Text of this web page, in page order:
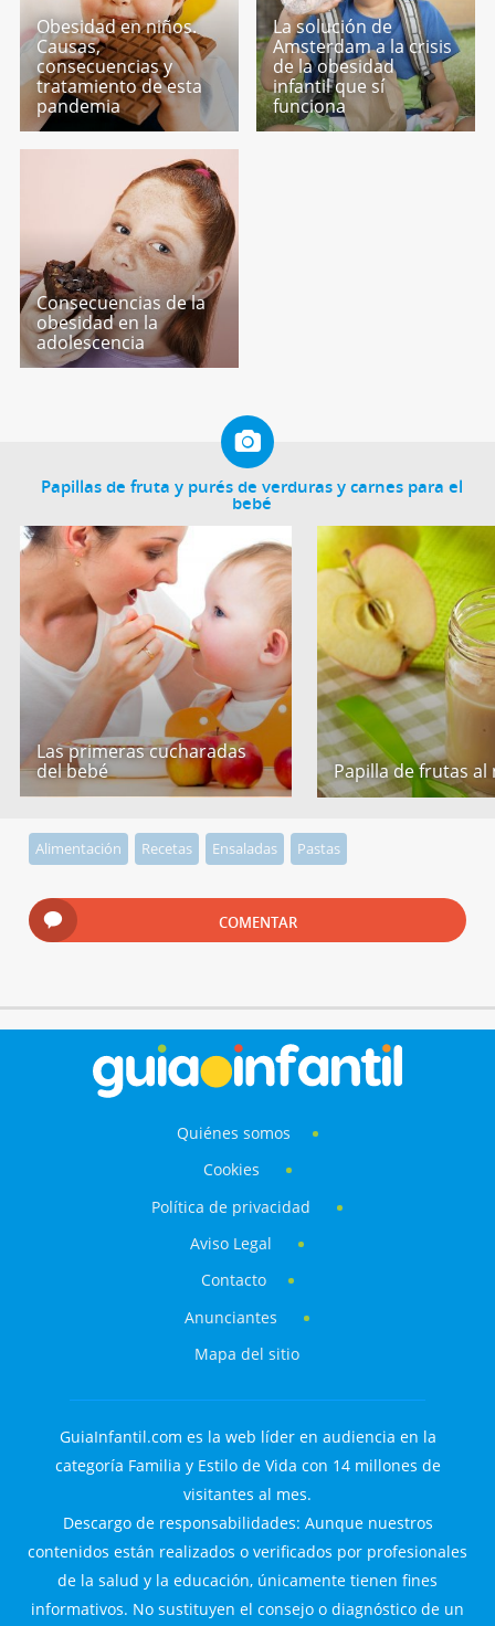
Obesidad en niños.
Causas,
consecuencias y
tratamiento de esta
pandemia
La solución de
Amsterdam a la crisis
de la obesidad
infantil que sí
funciona
Consecuencias de la
obesidad en la
adolescencia
Papillas de fruta y purés de verduras y carnes para el
bebé
Las primeras cucharadas
del bebé
Papilla de frutas al
Alimentación Recetas Ensaladas Pastas
COMENTAR
Quiénes somos
Cookies
Política de privacidad
Aviso Legal
Contacto
Anunciantes
Mapa del sitio
GuiaInfantil.com es la web líder en audiencia en la
categoría Familia y Estilo de Vida con 14 millones de
visitantes al mes.
Descargo de responsabilidades: Aunque nuestros
contenidos están realizados o verificados por profesionales
de la salud y la educación, únicamente tienen fines
informativos. No sustituyen el consejo o diagnóstico de un